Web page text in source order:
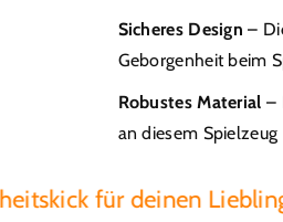
Sicheres Design –
Geborgenheit beim
Robustes Material –
an diesem Spielzeug
für deinen Liebling.